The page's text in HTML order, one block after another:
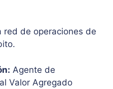
red de operaciones de
Agente de
Valor Agregado